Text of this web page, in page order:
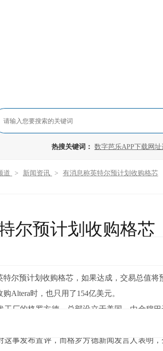
热搜关键词： 数字芭乐APP下载网址
道 > 新闻资讯 > 有消息称英特尔预计划收购格芯
尔预计划收购格芯
特尔预计划收购格芯，如果达成，交易总值
Altera时，也只用了154亿美元。
厂的格罗方德，总部设立于美国，由金穆
这事发布置评，而格罗方德新闻发言人表明